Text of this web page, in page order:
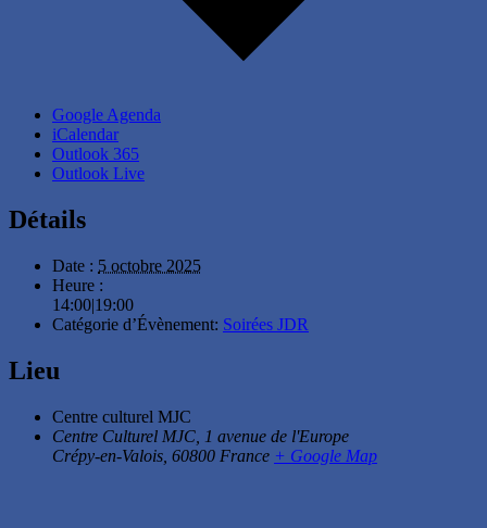
Google Agenda
iCalendar
Outlook 365
Outlook Live
Détails
Date : 5 octobre 2025
Heure :
14:00|19:00
Catégorie d’Évènement: Soirées JDR
Lieu
Centre culturel MJC
Centre Culturel MJC, 1 avenue de l'Europe
Crépy-en-Valois 60800 France + Google Map